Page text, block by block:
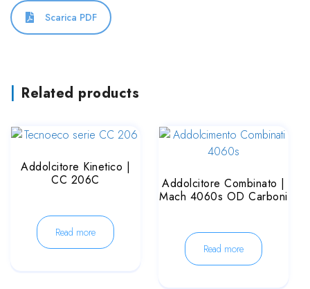
Scarica PDF
Related products
Addolcitore Kinetico |
CC 206C
Read more
Addolcitore Combinato |
Mach 4060s OD Carboni
Read more